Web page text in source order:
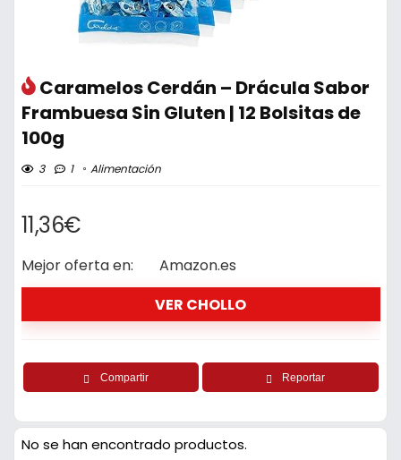
Caramelos Cerdán – Drácula Sabor
Frambuesa Sin Gluten | 12 Bolsitas de
100g
3 1 Alimentación
11,36€
Mejor oferta en:
Amazon.es
VER CHOLLO
Compartir Reportar
No se han encontrado productos.